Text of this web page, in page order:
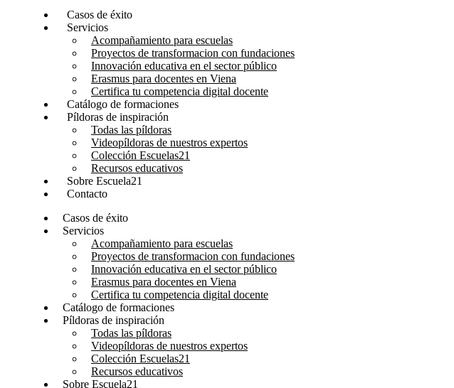
Casos de éxito
Servicios
Acompañamiento para escuelas
Proyectos de transformacion con fundaciones
Innovación educativa en el sector público
Erasmus para docentes en Viena
Certifica tu competencia digital docente
Catálogo de formaciones
Píldoras de inspiración
Todas las píldoras
Videopíldoras de nuestros expertos
Colección Escuelas21
Recursos educativos
Sobre Escuela21
Contacto
Casos de éxito
Servicios
Acompañamiento para escuelas
Proyectos de transformacion con fundaciones
Innovación educativa en el sector público
Erasmus para docentes en Viena
Certifica tu competencia digital docente
Catálogo de formaciones
Píldoras de inspiración
Todas las píldoras
Videopíldoras de nuestros expertos
Colección Escuelas21
Recursos educativos
Sobre Escuela21